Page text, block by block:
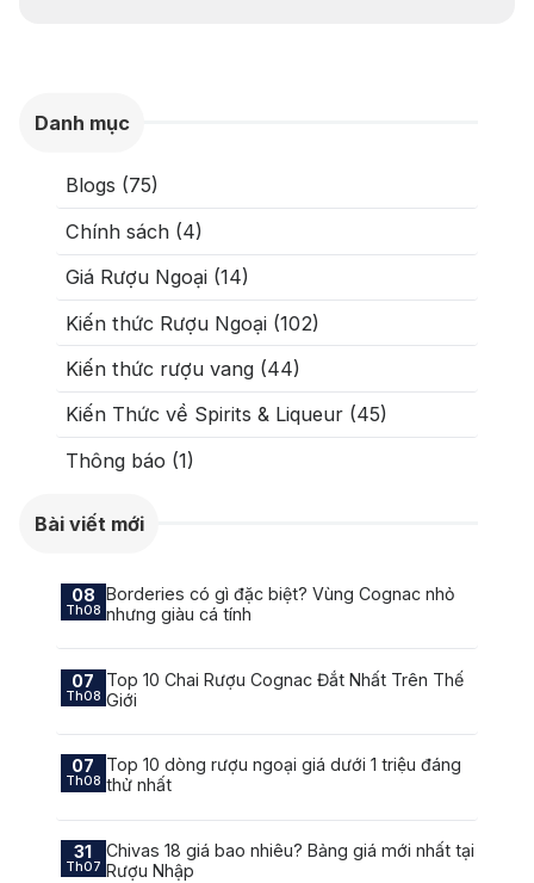
Danh mục
Blogs (75)
Chính sách (4)
Giá Rượu Ngoại (14)
Kiến thức Rượu Ngoại (102)
Kiến thức rượu vang (44)
Kiến Thức về Spirits & Liqueur (45)
Thông báo (1)
Bài viết mới
08
Th08
Borderies có gì đặc biệt? Vùng Cognac nhỏ
nhưng giàu cá tính
07
Th08
Top 10 Chai Rượu Cognac Đắt Nhất Trên Thế
Giới
07
Th08
Top 10 dòng rượu ngoại giá dưới 1 triệu đáng
thử nhất
31
Th07
Chivas 18 giá bao nhiêu? Bảng giá mới nhất tại
Rượu Nhập